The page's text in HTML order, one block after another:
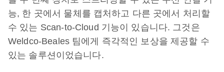
능, 한 곳에서 물체를 캡처하고 다른 곳에서 처리할
수 있는 Scan-to-Cloud 기능이 있습니다. 그것은
Weldco-Beales 팀에게 즉각적인 보상을 제공할 수
있는 솔루션이었습니다.